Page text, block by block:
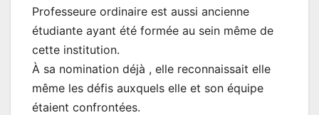
Professeure ordinaire est aussi ancienne
étudiante ayant été formée au sein même de
cette institution.
À sa nomination déjà , elle reconnaissait elle
même les défis auxquels elle et son équipe
étaient confrontées.